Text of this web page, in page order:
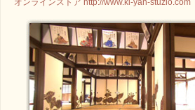
オンラインストア http://www.ki-yan-stuzio.com